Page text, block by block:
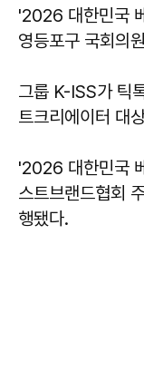
'2026 대한민국
영등포구 국회의
그룹 K-ISS가 틱
트크리에이터 대
'2026 대한민국
스트브랜드협회
행됐다.